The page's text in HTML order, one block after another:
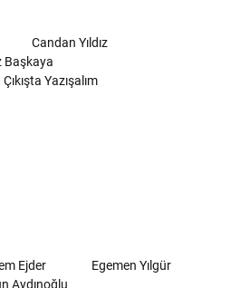
Candan Yıldız
Başkaya
Çıkışta Yazışalım
Ejder
Egemen Yılgür
Aydınoğlu